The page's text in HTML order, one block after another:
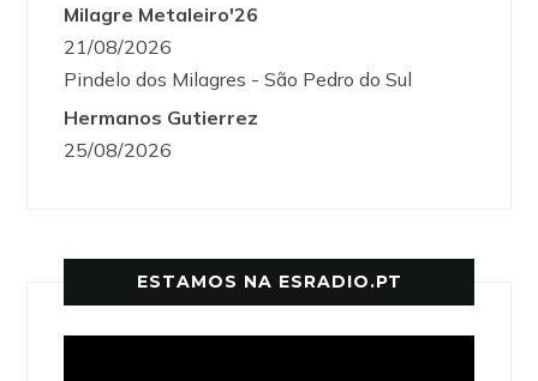
Milagre Metaleiro'26
21/08/2026
Pindelo dos Milagres - São Pedro do Sul
Hermanos Gutierrez
25/08/2026
ESTAMOS NA ESRADIO.PT